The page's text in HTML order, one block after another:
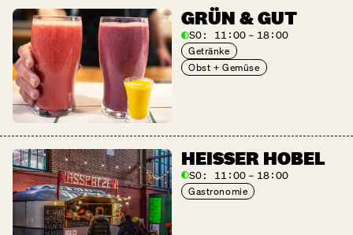
GRÜN & GUT
SO: 11:00 – 18:00
Getränke
Obst + Gemüse
HEISSER HOBEL
SO: 11:00 – 18:00
Gastronomie